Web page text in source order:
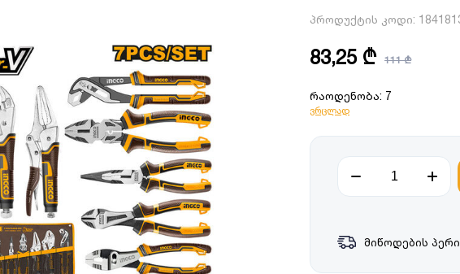
პროდუქტის კოდი:
83,25 ₾ 111 ₾
რაოდენობა: 7
ვრცლად
მიწოდების